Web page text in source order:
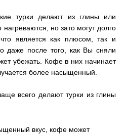
турки делают из глины или
но зато могут долго
является как плюсом, так и
даже после того, как Вы сняли
убежать. Кофе в них начинает
более насыщенный.
всего делают турки из глины
вкус, кофе может